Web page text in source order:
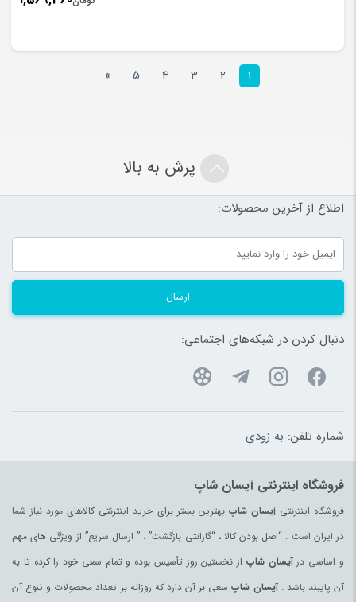
1
2
3
4
5
»
پرش به بالا
اطلاع از آخرین محصولات:
ارسال
دنبال کردن در شبکه‌های اجتماعی:
شماره تلفن: به زودی
فروشگاه اینترنتی آیسان شاپ
فروشگاه اینترنتیآیسان شاپبهترین بستر برای خرید اینترنتی کالاهای مورد نیاز شما
در ایران است . “اصل بودن کالا ، “گارانتی بازگشت” ، ” ارسال سریع” از ویژگی های مهم
و اساسی درآیسان شاپ از نخستین روز تأسیس بوده و تمام سعی خود را کرده تا به
آن پایبند باشد .آیسان شاپ سعی بر آن دارد که روزانه بر تعداد محصولات و تنوع آن